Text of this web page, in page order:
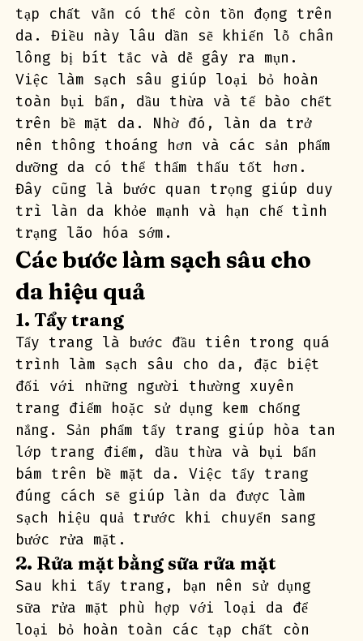
tạp chất vẫn có thể còn tồn đọng trên
da. Điều này lâu dần sẽ khiến lỗ chân
lông bị bít tắc và dễ gây ra mụn.
Việc làm sạch sâu giúp loại bỏ hoàn
toàn bụi bẩn, dầu thừa và tế bào chết
trên bề mặt da. Nhờ đó, làn da trở
nên thông thoáng hơn và các sản phẩm
dưỡng da có thể thẩm thấu tốt hơn.
Đây cũng là bước quan trọng giúp duy
trì làn da khỏe mạnh và hạn chế tình
trạng lão hóa sớm.
Các bước làm sạch sâu cho
da hiệu quả
1. Tẩy trang
Tẩy trang là bước đầu tiên trong quá
trình làm sạch sâu cho da, đặc biệt
đối với những người thường xuyên
trang điểm hoặc sử dụng kem chống
nắng. Sản phẩm tẩy trang giúp hòa tan
lớp trang điểm, dầu thừa và bụi bẩn
bám trên bề mặt da. Việc tẩy trang
đúng cách sẽ giúp làn da được làm
sạch hiệu quả trước khi chuyển sang
bước rửa mặt.
2. Rửa mặt bằng sữa rửa mặt
Sau khi tẩy trang, bạn nên sử dụng
sữa rửa mặt phù hợp với loại da để
loại bỏ hoàn toàn các tạp chất còn